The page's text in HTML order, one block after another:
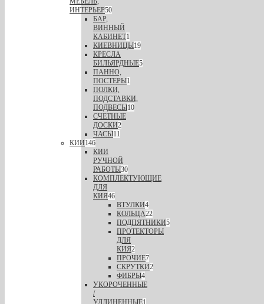
ИНТЕРЬЕР50
БАР,
ВИННЫЙ
КАБИНЕТ1
КИЕВНИЦЫ19
КРЕСЛА
БИЛЬЯРДНЫЕ5
ПАННО,
ПОСТЕРЫ1
ПОЛКИ,
ПОДСТАВКИ,
ПОДВЕСЫ10
СЧЕТНЫЕ
ДОСКИ2
ЧАСЫ11
КИИ146
КИИ
РУЧНОЙ
РАБОТЫ30
КОМПЛЕКТУЮЩИЕ
ДЛЯ
КИЯ46
ВТУЛКИ4
КОЛЬЦА22
ПОДПЯТНИКИ5
ПРОТЕКТОРЫ
ДЛЯ
КИЯ2
ПРОЧИЕ7
СКРУТКИ2
ФИБРЫ4
УКОРОЧЕННЫЕ
/
УДЛИНЕННЫЕ1